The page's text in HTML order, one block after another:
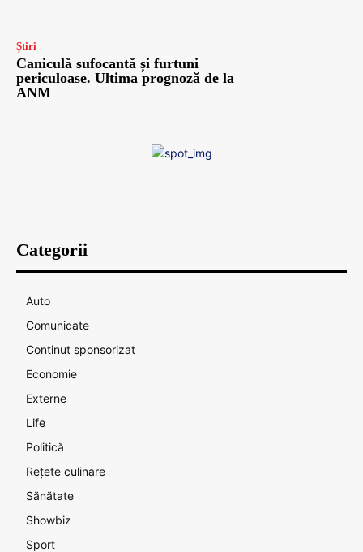
Știri
Caniculă sufocantă și furtuni
periculoase. Ultima prognoză de la
ANM
Categorii
Auto
Comunicate
Continut sponsorizat
Economie
Externe
Life
Politică
Rețete culinare
Sănătate
Showbiz
Sport